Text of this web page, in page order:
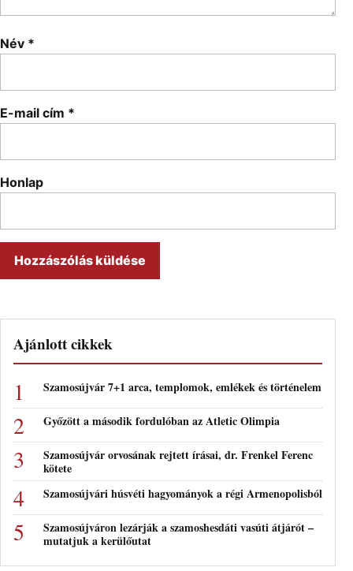
Név *
E-mail cím *
Honlap
Ajánlott cikkek
Szamosújvár 7+1 arca, templomok, emlékek és történelem
Győzött a második fordulóban az Atletic Olimpia
Szamosújvár orvosának rejtett írásai, dr. Frenkel Ferenc
kötete
Szamosújvári húsvéti hagyományok a régi Armenopolisból
Szamosújváron lezárják a szamoshesdáti vasúti átjárót –
mutatjuk a kerülőutat